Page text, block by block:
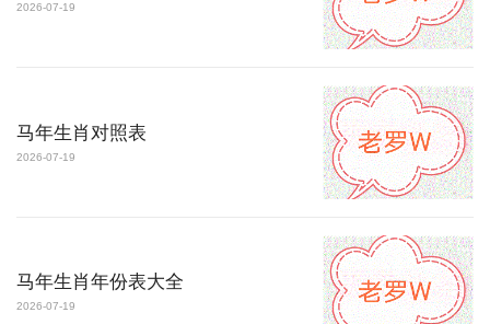
2026-07-19
马年生肖对照表
2026-07-19
马年生肖年份表大全
2026-07-19